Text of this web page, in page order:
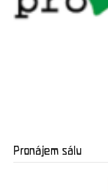
Pronájem sálu